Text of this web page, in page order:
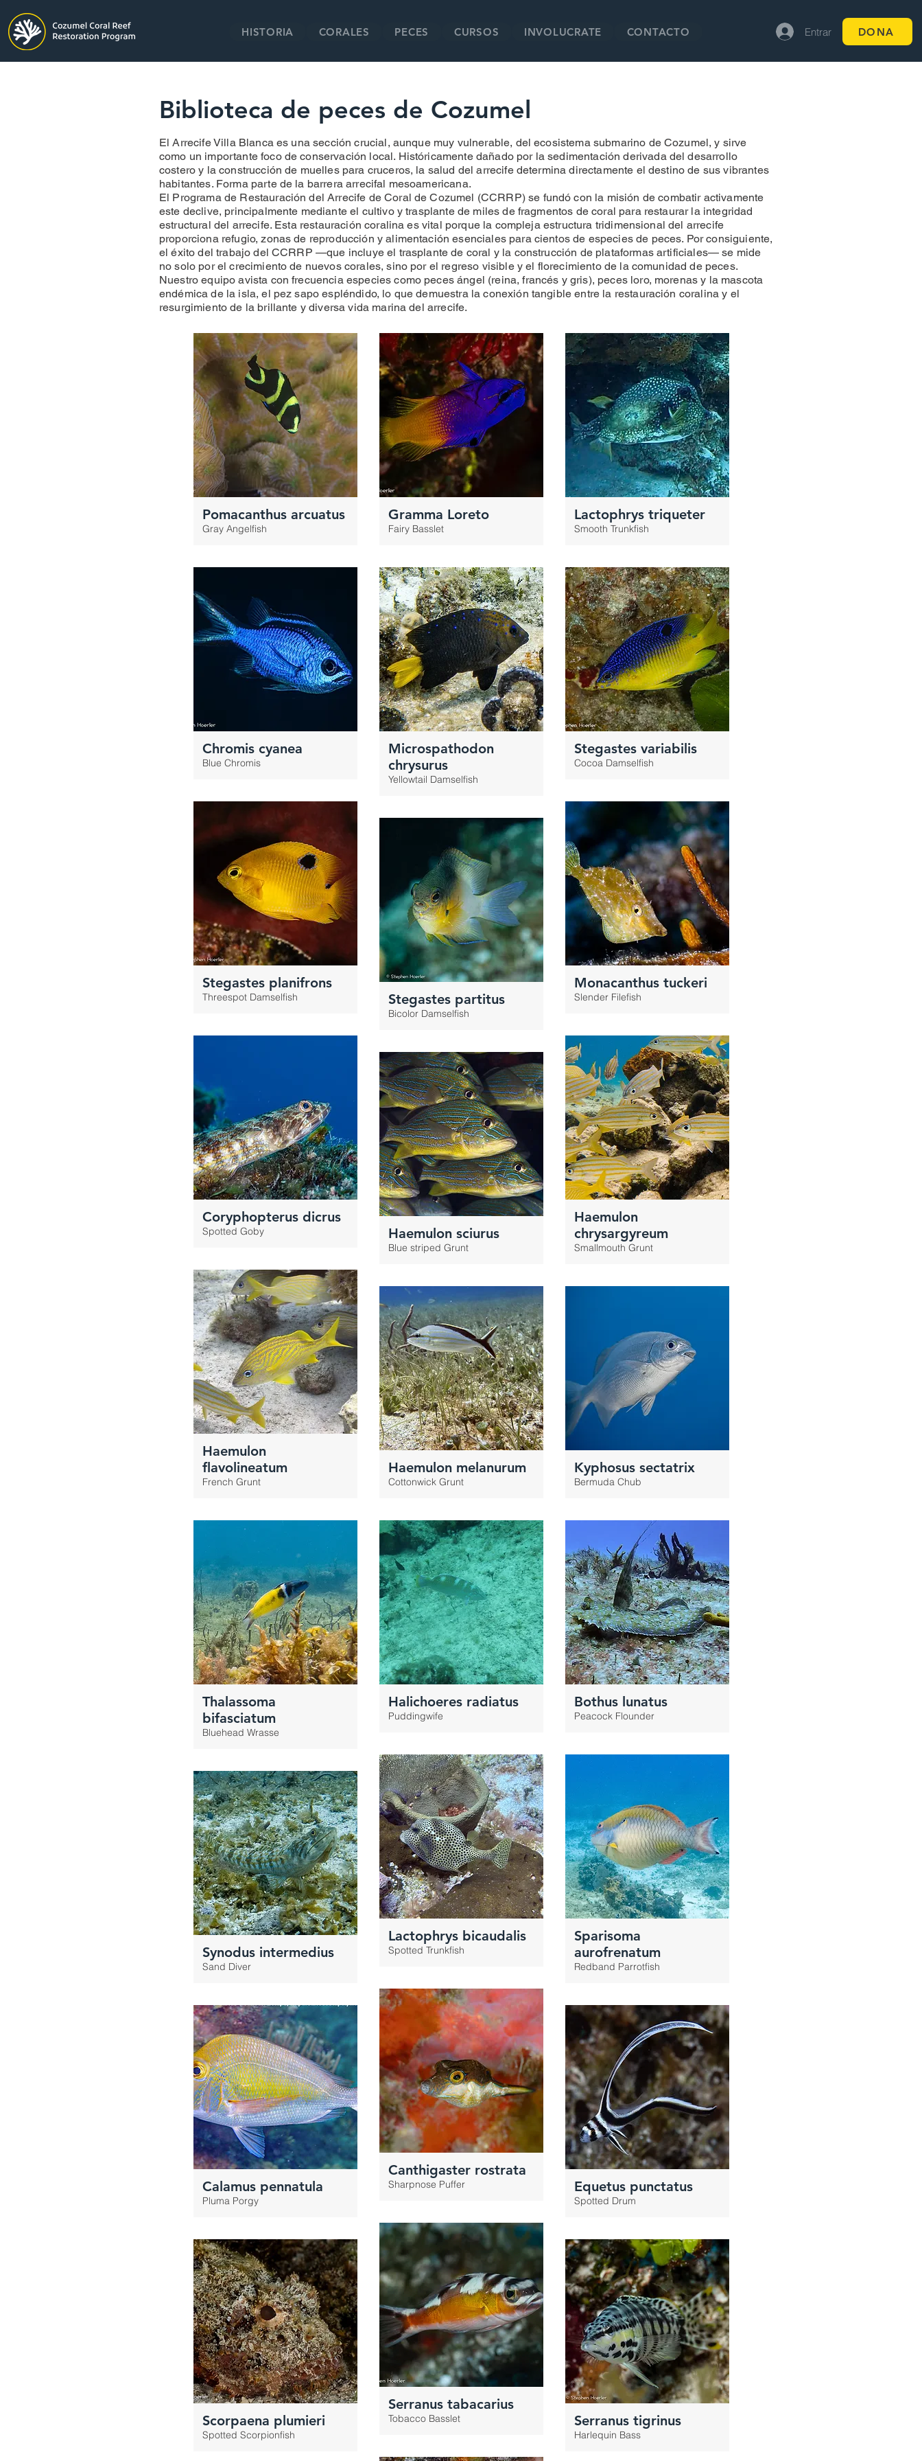
HISTORIA CORALES PECES CURSOS INVOLUCRATE CONTACTO Entrar DONA
Biblioteca de peces de Cozumel
El Arrecife Villa Blanca es una sección crucial, aunque muy vulnerable, del ecosistema submarino de Cozumel, y sirve
como un importante foco de conservación local. Históricamente dañado por la sedimentación derivada del desarrollo
costero y la construcción de muelles para cruceros, la salud del arrecife determina directamente el destino de sus vibrantes
habitantes. Forma parte de la barrera arrecifal mesoamericana.
El Programa de Restauración del Arrecife de Coral de Cozumel (CCRRP) se fundó con la misión de combatir activamente
este declive, principalmente mediante el cultivo y trasplante de miles de fragmentos de coral para restaurar la integridad
estructural del arrecife. Esta restauración coralina es vital porque la compleja estructura tridimensional del arrecife
proporciona refugio, zonas de reproducción y alimentación esenciales para cientos de especies de peces. Por consiguiente,
el éxito del trabajo del CCRRP —que incluye el trasplante de coral y la construcción de plataformas artificiales— se mide
no solo por el crecimiento de nuevos corales, sino por el regreso visible y el florecimiento de la comunidad de peces.
Nuestro equipo avista con frecuencia especies como peces ángel (reina, francés y gris), peces loro, morenas y la mascota
endémica de la isla, el pez sapo espléndido, lo que demuestra la conexión tangible entre la restauración coralina y el
resurgimiento de la brillante y diversa vida marina del arrecife.
Pomacanthus arcuatus
Gray Angelfish
Chromis cyanea
Blue Chromis
Stegastes planifrons
Threespot Damselfish
Coryphopterus dicrus
Spotted Goby
Haemulon
flavolineatum
French Grunt
Thalassoma
bifasciatum
Bluehead Wrasse
Synodus intermedius
Sand Diver
Calamus pennatula
Pluma Porgy
Scorpaena plumieri
Spotted Scorpionfish
Gramma Loreto
Fairy Basslet
Microspathodon
chrysurus
Yellowtail Damselfish
Stegastes partitus
Bicolor Damselfish
Haemulon sciurus
Blue striped Grunt
Haemulon melanurum
Cottonwick Grunt
Halichoeres radiatus
Puddingwife
Lactophrys bicaudalis
Spotted Trunkfish
Canthigaster rostrata
Sharpnose Puffer
Serranus tabacarius
Tobacco Basslet
Lactophrys triqueter
Smooth Trunkfish
Stegastes variabilis
Cocoa Damselfish
Monacanthus tuckeri
Slender Filefish
Haemulon
chrysargyreum
Smallmouth Grunt
Kyphosus sectatrix
Bermuda Chub
Bothus lunatus
Peacock Flounder
Sparisoma
aurofrenatum
Redband Parrotfish
Equetus punctatus
Spotted Drum
Serranus tigrinus
Harlequin Bass